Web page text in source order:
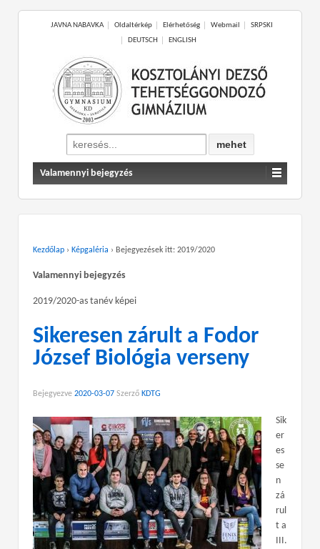
JAVNA NABAVKA Oldaltérkép Elérhetőség Webmail
SRPSKI
DEUTSCH
ENGLISH
Search
for:
Valamennyi bejegyzés
Kezdőlap › Képgaléria › Bejegyezések itt: 2019/2020
Valamennyi bejegyzés
2019/2020-as tanév képei
Sikeresen zárult a Fodor
József Biológia verseny
Bejegyezve 2020-03-07 Szerző KDTG
Sik
er
es
se
n
zá
rul
t a
III.